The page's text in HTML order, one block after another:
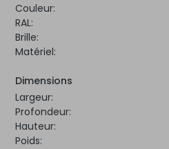
Couleur:
RAL:
Brille:
Matériel:
Dimensions
Largeur:
Profondeur:
Hauteur:
Poids: